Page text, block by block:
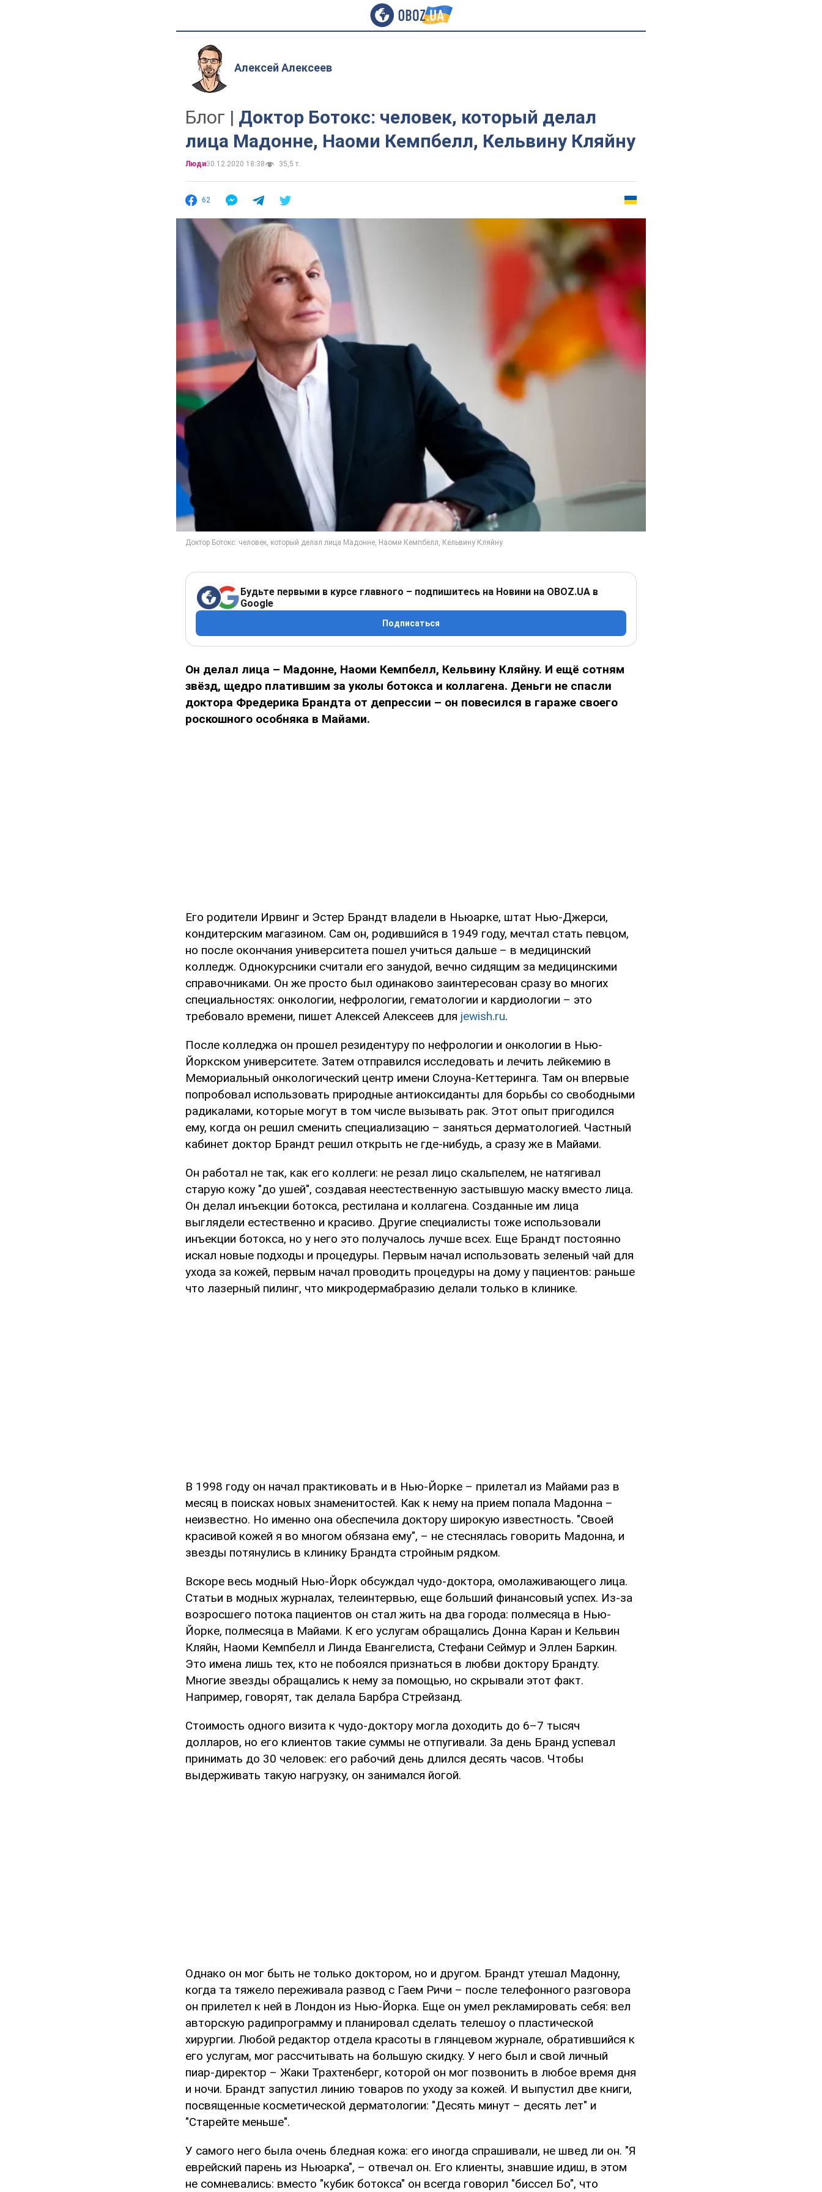
Алексей Алексеев
Блог | Доктор Ботокс: человек, который делал
лица Мадонне, Наоми Кемпбелл, Кельвину Кляйну
Люди30.12.2020 18:38 35,5 т.
62
Будьте первыми в курсе главного – подпишитесь на Новини на OBOZ.UA в
Google
Подписаться
Он делал лица – Мадонне, Наоми Кемпбелл, Кельвину Кляйну. И ещё сотням
звёзд, щедро платившим за уколы ботокса и коллагена. Деньги не спасли
доктора Фредерика Брандта от депрессии – он повесился в гараже своего
роскошного особняка в Майами.
Его родители Ирвинг и Эстер Брандт владели в Ньюарке, штат Нью-Джерси,
кондитерским магазином. Сам он, родившийся в 1949 году, мечтал стать певцом,
но после окончания университета пошел учиться дальше – в медицинский
колледж. Однокурсники считали его занудой, вечно сидящим за медицинскими
справочниками. Он же просто был одинаково заинтересован сразу во многих
специальностях: онкологии, нефрологии, гематологии и кардиологии – это
требовало времени, пишет Алексей Алексеев для jewish.ru.
После колледжа он прошел резидентуру по нефрологии и онкологии в Нью-
Йоркском университете. Затем отправился исследовать и лечить лейкемию в
Мемориальный онкологический центр имени Слоуна-Кеттеринга. Там он впервые
попробовал использовать природные антиоксиданты для борьбы со свободными
радикалами, которые могут в том числе вызывать рак. Этот опыт пригодился
ему, когда он решил сменить специализацию – заняться дерматологией. Частный
кабинет доктор Брандт решил открыть не где-нибудь, а сразу же в Майами.
Он работал не так, как его коллеги: не резал лицо скальпелем, не натягивал
старую кожу "до ушей", создавая неестественную застывшую маску вместо лица.
Он делал инъекции ботокса, рестилана и коллагена. Созданные им лица
выглядели естественно и красиво. Другие специалисты тоже использовали
инъекции ботокса, но у него это получалось лучше всех. Еще Брандт постоянно
искал новые подходы и процедуры. Первым начал использовать зеленый чай для
ухода за кожей, первым начал проводить процедуры на дому у пациентов: раньше
что лазерный пилинг, что микродермабразию делали только в клинике.
В 1998 году он начал практиковать и в Нью-Йорке – прилетал из Майами раз в
месяц в поисках новых знаменитостей. Как к нему на прием попала Мадонна –
неизвестно. Но именно она обеспечила доктору широкую известность. "Своей
красивой кожей я во многом обязана ему", – не стеснялась говорить Мадонна, и
звезды потянулись в клинику Брандта стройным рядком.
Вскоре весь модный Нью-Йорк обсуждал чудо-доктора, омолаживающего лица.
Статьи в модных журналах, телеинтервью, еще больший финансовый успех. Из-за
возросшего потока пациентов он стал жить на два города: полмесяца в Нью-
Йорке, полмесяца в Майами. К его услугам обращались Донна Каран и Кельвин
Кляйн, Наоми Кемпбелл и Линда Евангелиста, Стефани Сеймур и Эллен Баркин.
Это имена лишь тех, кто не побоялся признаться в любви доктору Брандту.
Многие звезды обращались к нему за помощью, но скрывали этот факт.
Например, говорят, так делала Барбра Стрейзанд.
Стоимость одного визита к чудо-доктору могла доходить до 6–7 тысяч
долларов, но его клиентов такие суммы не отпугивали. За день Бранд успевал
принимать до 30 человек: его рабочий день длился десять часов. Чтобы
выдерживать такую нагрузку, он занимался йогой.
Однако он мог быть не только доктором, но и другом. Брандт утешал Мадонну,
когда та тяжело переживала развод с Гаем Ричи – после телефонного разговора
он прилетел к ней в Лондон из Нью-Йорка. Еще он умел рекламировать себя: вел
авторскую радипрограмму и планировал сделать телешоу о пластической
хирургии. Любой редактор отдела красоты в глянцевом журнале, обратившийся к
его услугам, мог рассчитывать на большую скидку. У него был и свой личный
пиар-директор – Жаки Трахтенберг, которой он мог позвонить в любое время дня
и ночи. Брандт запустил линию товаров по уходу за кожей. И выпустил две книги,
посвященные косметической дерматологии: "Десять минут – десять лет" и
"Старейте меньше".
У самого него была очень бледная кожа: его иногда спрашивали, не швед ли он. "Я
еврейский парень из Ньюарка", – отвечал он. Его клиенты, знавшие идиш, в этом
не сомневались: вместо "кубик ботокса" он всегда говорил "биссел Бо", что